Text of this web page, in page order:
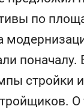
по
стройки